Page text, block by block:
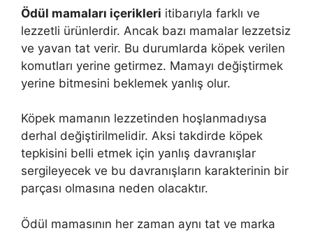
Ödül mamaları içerikleri itibarıyla farklı ve
lezzetli ürünlerdir. Ancak bazı mamalar lezzetsiz
ve yavan tat verir. Bu durumlarda köpek verilen
komutları yerine getirmez. Mamayı değiştirmek
yerine bitmesini beklemek yanlış olur.
Köpek mamanın lezzetinden hoşlanmadıysa
derhal değiştirilmelidir. Aksi takdirde köpek
tepkisini belli etmek için yanlış davranışlar
sergileyecek ve bu davranışların karakterinin bir
parçası olmasına neden olacaktır.
Ödül mamasının her zaman aynı tat ve marka